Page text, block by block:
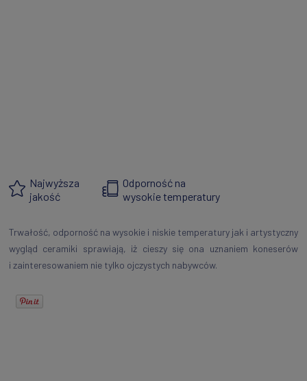
Najwyższa
jakość
Odporność na
wysokie temperatury
Trwałość, odporność na wysokie i niskie temperatury jak i artystyczny
wygląd ceramiki sprawiają, iż cieszy się ona uznaniem koneserów
i zainteresowaniem nie tylko ojczystych nabywców.